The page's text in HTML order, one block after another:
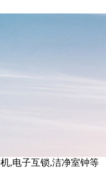
,电子互锁,洁净室钟等